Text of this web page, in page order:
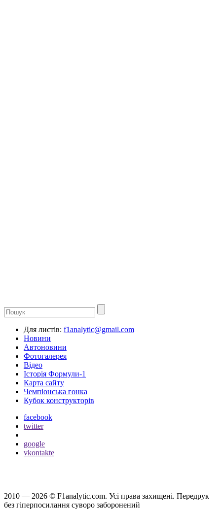
Для листів: f1analytic@gmail.com
Новини
Автоновини
Фотогалерея
Відео
Історія Формули-1
Карта сайту
Чемпіонська гонка
Кубок конструкторів
facebook
twitter
google
vkontakte
2010 — 2026 © F1analytic.com. Усi права захищенi. Передрук
без гіперпосилання суворо заборонений